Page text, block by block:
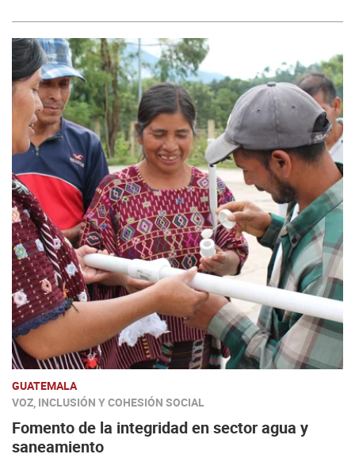
GUATEMALA
VOZ, INCLUSIÓN Y COHESIÓN SOCIAL
Fomento de la integridad en sector agua y
saneamiento